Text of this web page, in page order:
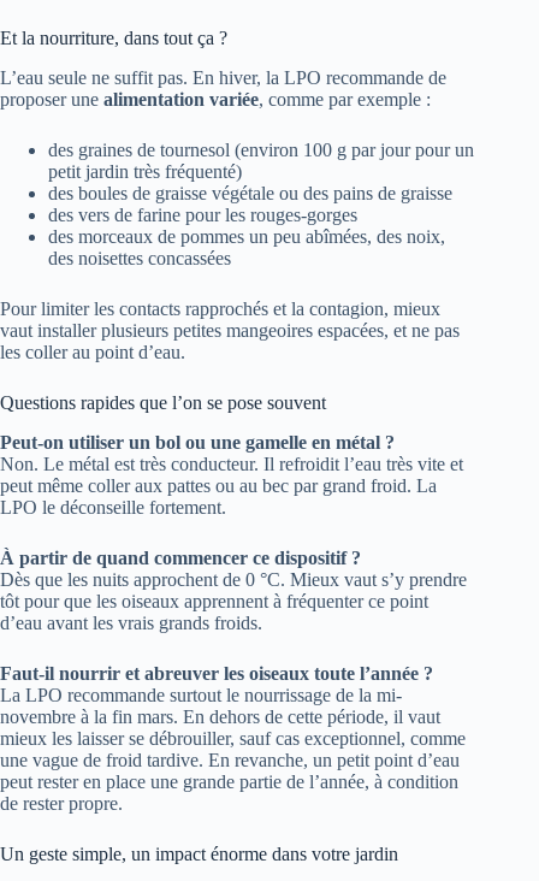
Et la nourriture, dans tout ça ?
L’eau seule ne suffit pas. En hiver, la LPO recommande de
proposer une alimentation variée, comme par exemple :
des graines de tournesol (environ 100 g par jour pour un
petit jardin très fréquenté)
des boules de graisse végétale ou des pains de graisse
des vers de farine pour les rouges-gorges
des morceaux de pommes un peu abîmées, des noix,
des noisettes concassées
Pour limiter les contacts rapprochés et la contagion, mieux
vaut installer plusieurs petites mangeoires espacées, et ne pas
les coller au point d’eau.
Questions rapides que l’on se pose souvent
Peut-on utiliser un bol ou une gamelle en métal ?
Non. Le métal est très conducteur. Il refroidit l’eau très vite et
peut même coller aux pattes ou au bec par grand froid. La
LPO le déconseille fortement.
À partir de quand commencer ce dispositif ?
Dès que les nuits approchent de 0 °C. Mieux vaut s’y prendre
tôt pour que les oiseaux apprennent à fréquenter ce point
d’eau avant les vrais grands froids.
Faut-il nourrir et abreuver les oiseaux toute l’année ?
La LPO recommande surtout le nourrissage de la mi-
novembre à la fin mars. En dehors de cette période, il vaut
mieux les laisser se débrouiller, sauf cas exceptionnel, comme
une vague de froid tardive. En revanche, un petit point d’eau
peut rester en place une grande partie de l’année, à condition
de rester propre.
Un geste simple, un impact énorme dans votre jardin